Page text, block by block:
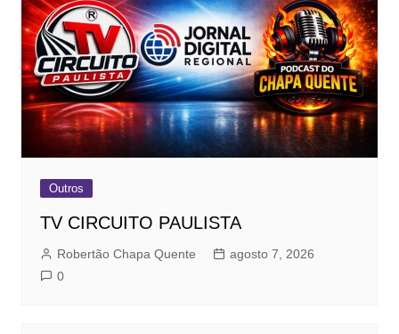
Outros
TV CIRCUITO PAULISTA
Robertão Chapa Quente
agosto 7, 2026
0